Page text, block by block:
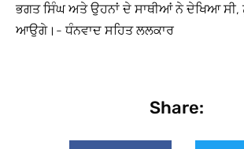
ਭਗਤ ਸਿੰਘ ਅਤੇ ਉਹਨਾਂ ਦੇ ਸਾਥੀਆਂ ਨੇ ਦੇਖਿਆ
ਆਉਗੇ।- ਧੰਨਵਾਦ ਸਹਿਤ ਲਲਕਾਰ
Share: